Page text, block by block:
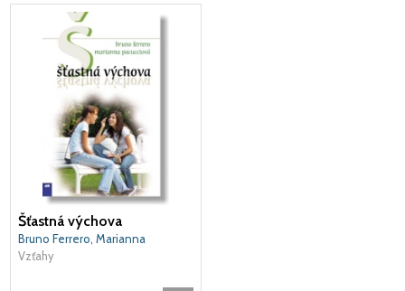
Šťastná výchova
Bruno Ferrero, Marianna
Pacucciová
Vzťahy